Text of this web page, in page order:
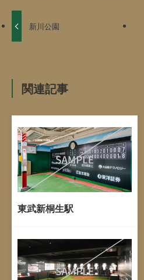
新川公園
関連記事
東武新桐生駅